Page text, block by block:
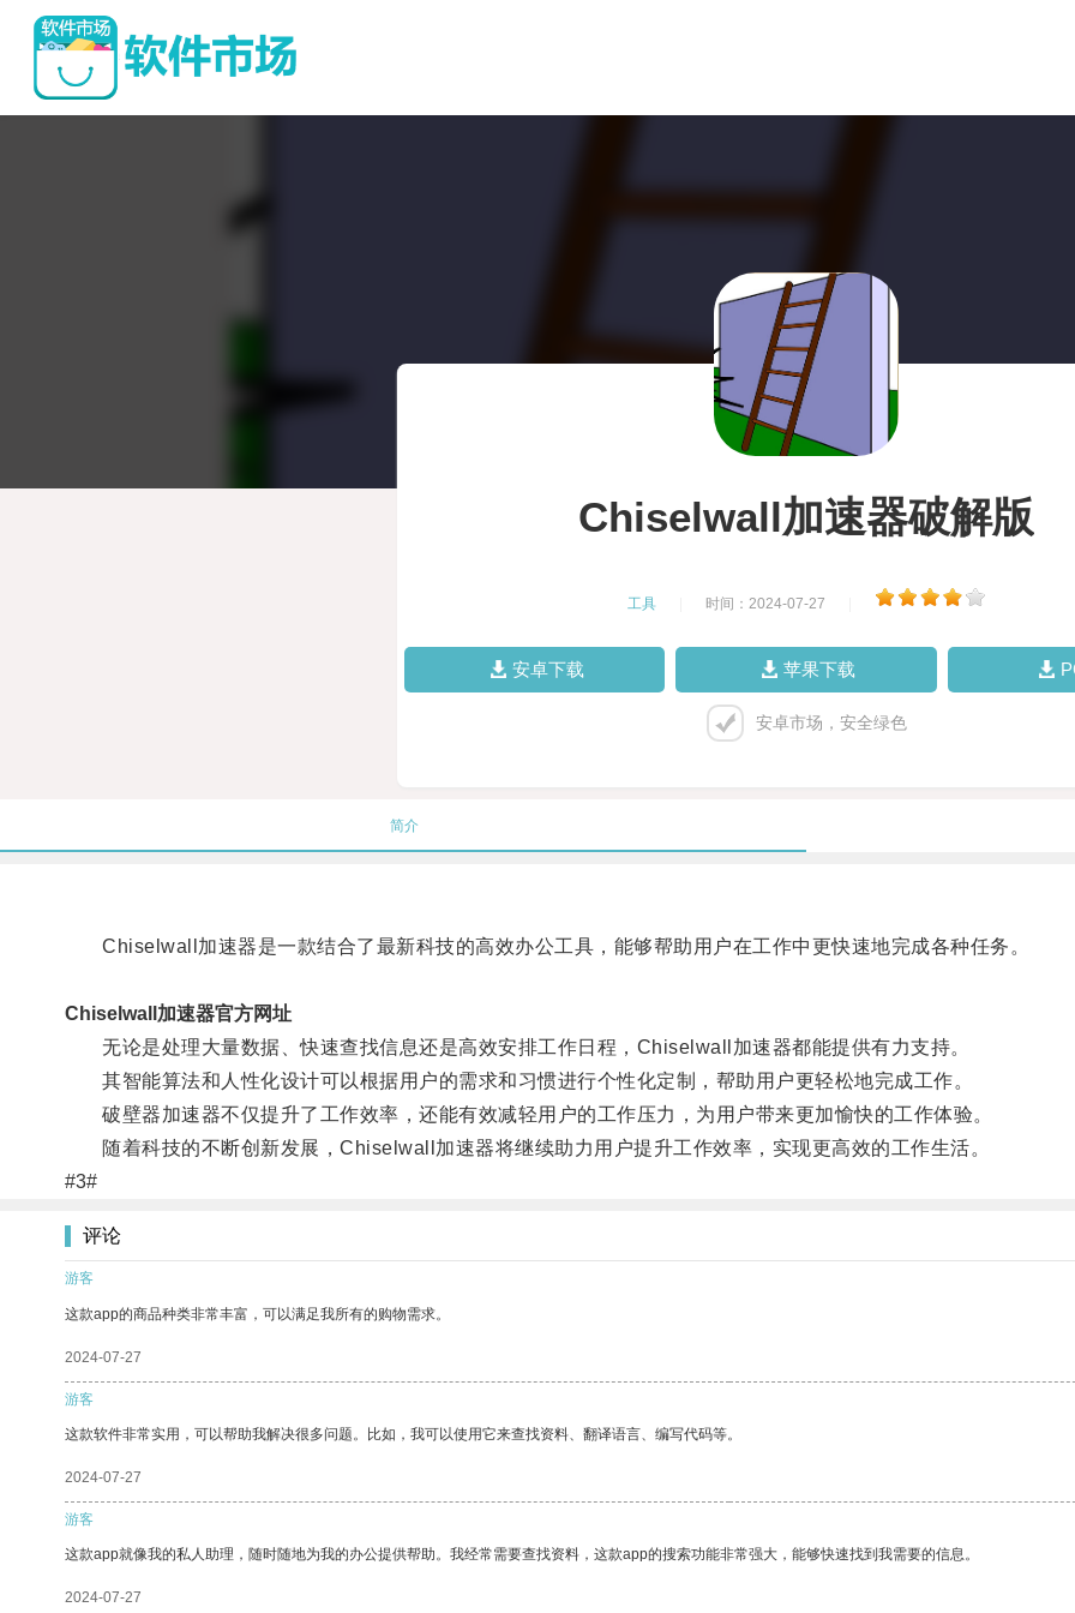
Chiselwall加速器破解版
工具 时间：2024-07-27
安卓下载 苹果下载
安卓市场，安全绿色
简介
Chiselwall加速器是一款结合了最新科技的高效办公工具，能够帮助用户在工作中更快速地完成各种任务。
Chiselwall加速器官方网址
无论是处理大量数据、快速查找信息还是高效安排工作日程，Chiselwall加速器都能提供有力支持。
其智能算法和人性化设计可以根据用户的需求和习惯进行个性化定制，帮助用户更轻松地完成工作。
破壁器加速器不仅提升了工作效率，还能有效减轻用户的工作压力，为用户带来更加愉快的工作体验。
随着科技的不断创新发展，Chiselwall加速器将继续助力用户提升工作效率，实现更高效的工作生活。
#3#
评论
游客
这款app的商品种类非常丰富，可以满足我所有的购物需求。
2024-07-27
游客
这款软件非常实用，可以帮助我解决很多问题。比如，我可以使用它来查找资料、翻译语言、编写代码等。
2024-07-27
游客
这款app就像我的私人助理，随时随地为我的办公提供帮助。我经常需要查找资料，这款app的搜索功能非常强大，能够快速找到我需要的信息。
2024-07-27